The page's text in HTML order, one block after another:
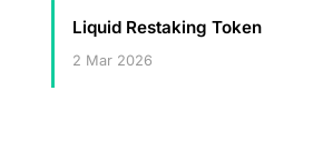
Liquid Restaking Token
2 Mar 2026